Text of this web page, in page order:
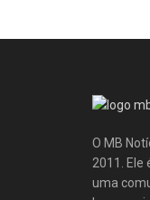
O MB
2011.
uma